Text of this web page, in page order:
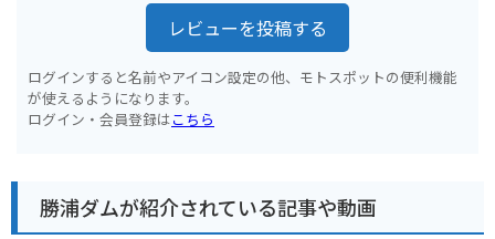
レビューを投稿する
ログインすると名前やアイコン設定の他、モトスポットの便利機能
が使えるようになります。
ログイン・会員登録はこちら
勝浦ダムが紹介されている記事や動画